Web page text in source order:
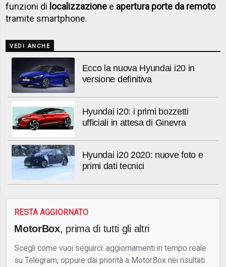
funzioni di localizzazione e apertura porte da remoto
tramite smartphone.
VEDI ANCHE
Ecco la nuova Hyundai i20 in
versione definitiva
Hyundai i20: i primi bozzetti
ufficiali in attesa di Ginevra
Hyundai i20 2020: nuove foto e
primi dati tecnici
RESTA AGGIORNATO
MotorBox, prima di tutti gli altri
Scegli come vuoi seguirci: aggiornamenti in tempo reale
su Telegram, oppure dai priorità a MotorBox nei risultati